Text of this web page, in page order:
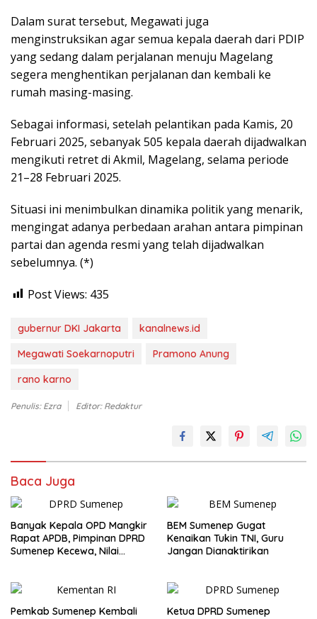
Dalam surat tersebut, Megawati juga
menginstruksikan agar semua kepala daerah dari PDIP
yang sedang dalam perjalanan menuju Magelang
segera menghentikan perjalanan dan kembali ke
rumah masing-masing.
Sebagai informasi, setelah pelantikan pada Kamis, 20
Februari 2025, sebanyak 505 kepala daerah dijadwalkan
mengikuti retret di Akmil, Magelang, selama periode
21–28 Februari 2025.
Situasi ini menimbulkan dinamika politik yang menarik,
mengingat adanya perbedaan arahan antara pimpinan
partai dan agenda resmi yang telah dijadwalkan
sebelumnya. (*)
Post Views: 435
gubernur DKI Jakarta
kanalnews.id
Megawati Soekarnoputri
Pramono Anung
rano karno
Penulis: Ezra Editor: Redaktur
Baca Juga
Banyak Kepala OPD Mangkir
Rapat APDB, Pimpinan DPRD
Sumenep Kecewa, Nilai
BEM Sumenep Gugat
Kenaikan Tukin TNI, Guru
Jangan Dianaktirikan
Pemkab Sumenep Kembali
Ketua DPRD Sumenep